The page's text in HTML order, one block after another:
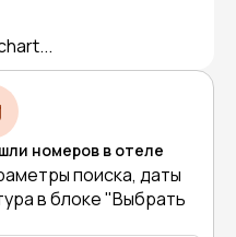
номеров в отеле
поиска, даты
в блоке "Выбрать